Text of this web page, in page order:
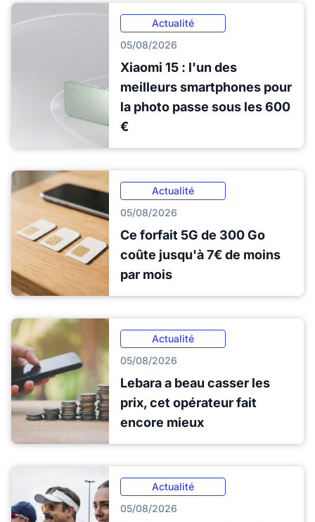
Actualité
05/08/2026
Xiaomi 15 : l'un des
meilleurs smartphones pour
la photo passe sous les 600
€
Actualité
05/08/2026
Ce forfait 5G de 300 Go
coûte jusqu'à 7€ de moins
par mois
Actualité
05/08/2026
Lebara a beau casser les
prix, cet opérateur fait
encore mieux
Actualité
05/08/2026